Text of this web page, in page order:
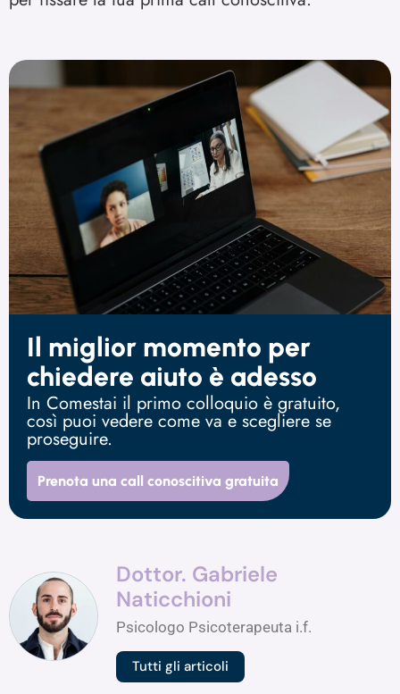
Il miglior momento per
chiedere aiuto è adesso
In Comestai il primo colloquio è gratuito,
così puoi vedere come va e scegliere se
proseguire.
Prenota una call conoscitiva gratuita
Dottor. Gabriele
Naticchioni
Psicologo Psicoterapeuta i.f.
Tutti gli articoli